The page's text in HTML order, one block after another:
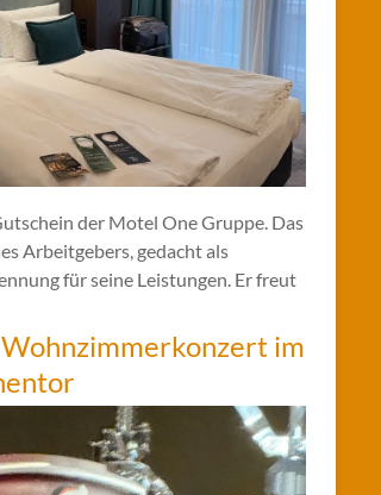
der Motel One Gruppe. Das
Arbeitgebers, gedacht als
für seine Leistungen. Er freut
im